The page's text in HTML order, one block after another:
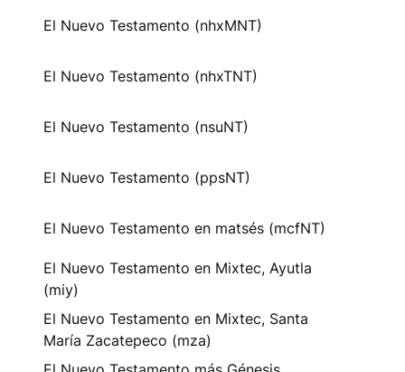
El Nuevo Testamento (nhxMNT)
El Nuevo Testamento (nhxTNT)
El Nuevo Testamento (nsuNT)
El Nuevo Testamento (ppsNT)
El Nuevo Testamento en matsés (mcfNT)
El Nuevo Testamento en Mixtec, Ayutla
(miy)
El Nuevo Testamento en Mixtec, Santa
María Zacatepeco (mza)